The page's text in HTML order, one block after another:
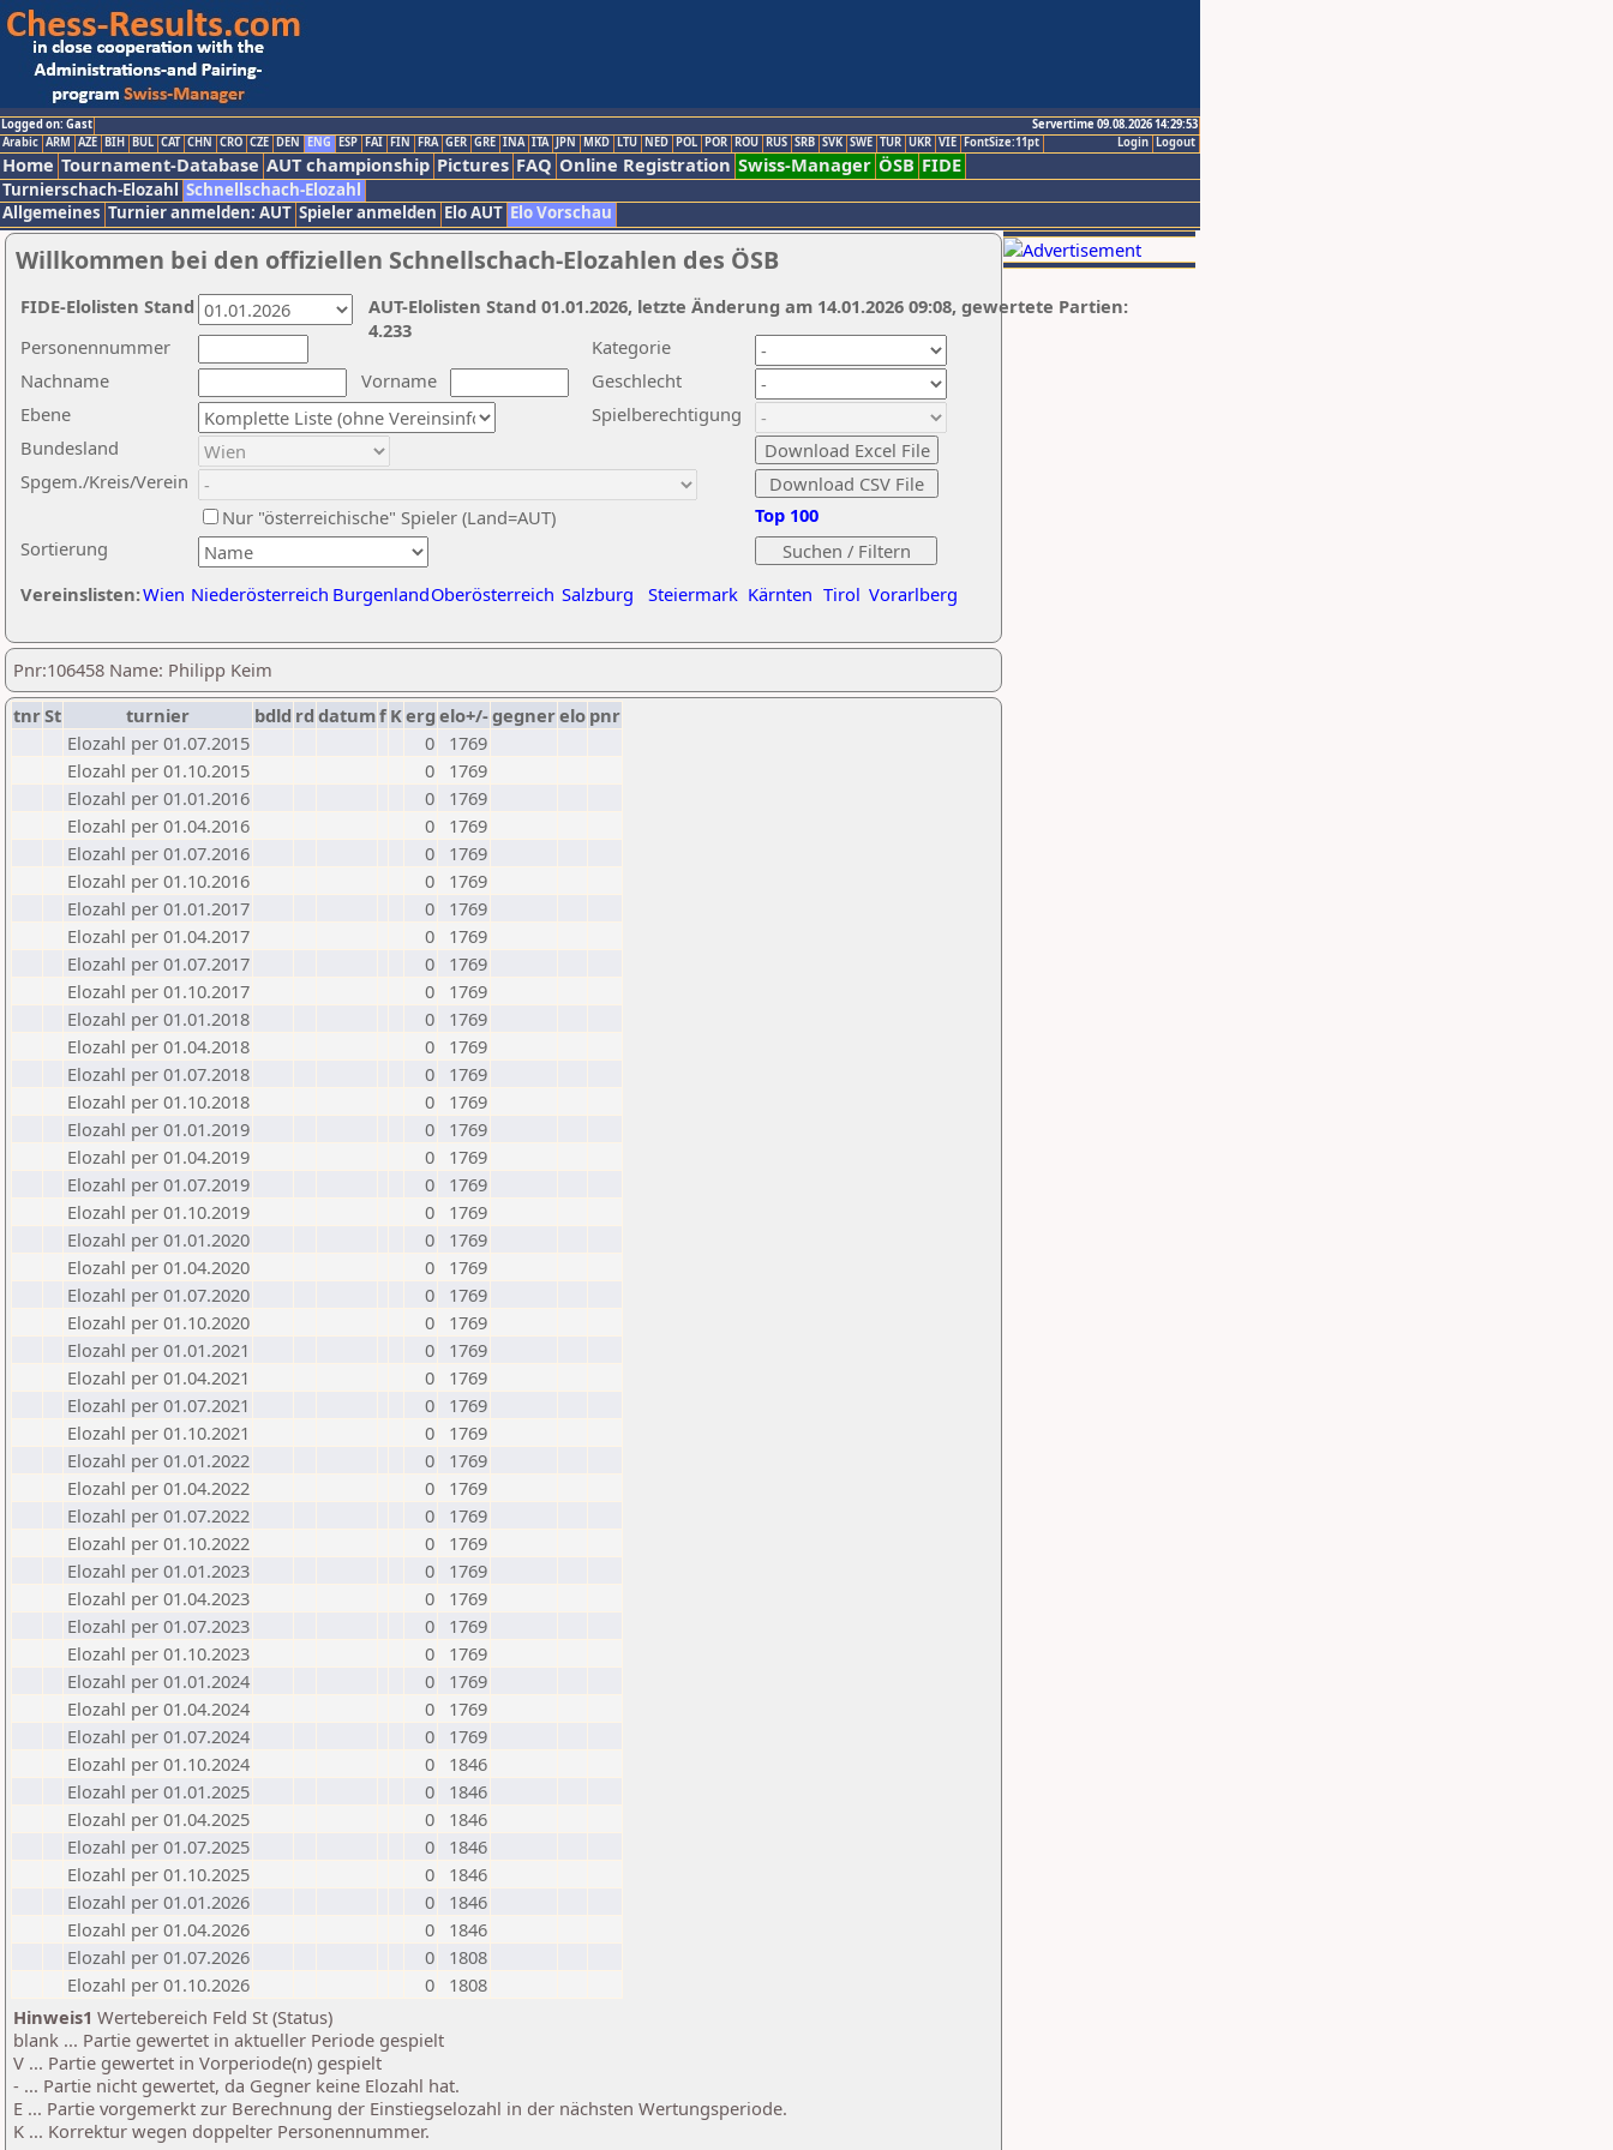
Logged on: Gast
Servertime 09.08.2026 14:29:53
Logout
Login
Arabic ARM AZE BIH BUL CAT CHN CRO CZE DEN ENG ESP FAI FIN FRA GER GRE INA ITA JPN MKD LTU NED POL POR ROU RUS SRB SVK SWE TUR UKR VIE FontSize:11pt
Home Tournament-Database AUT championship Pictures FAQ Online Registration Swiss-Manager ÖSB FIDE
Turnierschach-Elozahl Schnellschach-Elozahl
Allgemeines Turnier anmelden: AUT Spieler anmelden Elo AUT Elo Vorschau
Willkommen bei den offiziellen Schnellschach-Elozahlen des ÖSB
Nachname
Vorname
Ebene
Kategorie
Sortierung
Personennummer
Bundesland
Spgem./Kreis/Verein
Geschlecht
Nur "österreichische" Spieler (Land=AUT)
Spielberechtigung
Vereinslisten:Wien Niederösterreich BurgenlandOberösterreich Salzburg Steiermark Kärnten Tirol Vorarlberg
Top 100
AUT-Elolisten Stand 01.01.2026, letzte Änderung am 14.01.2026 09:08, gewertete Partien:
4.233
FIDE-Elolisten Stand
Pnr:106458 Name: Philipp Keim
tnrSt turnier bdld rd datumf Kerg elo+/-gegnerelo pnr
Elozahl per 01.07.2015
0
1769
Elozahl per 01.10.2015
0
1769
Elozahl per 01.01.2016
0
1769
Elozahl per 01.04.2016
0
1769
Elozahl per 01.07.2016
0
1769
Elozahl per 01.10.2016
0
1769
Elozahl per 01.01.2017
0
1769
Elozahl per 01.04.2017
0
1769
Elozahl per 01.07.2017
0
1769
Elozahl per 01.10.2017
0
1769
Elozahl per 01.01.2018
0
1769
Elozahl per 01.04.2018
0
1769
Elozahl per 01.07.2018
0
1769
Elozahl per 01.10.2018
0
1769
Elozahl per 01.01.2019
0
1769
Elozahl per 01.04.2019
0
1769
Elozahl per 01.07.2019
0
1769
Elozahl per 01.10.2019
0
1769
Elozahl per 01.01.2020
0
1769
Elozahl per 01.04.2020
0
1769
Elozahl per 01.07.2020
0
1769
Elozahl per 01.10.2020
0
1769
Elozahl per 01.01.2021
0
1769
Elozahl per 01.04.2021
0
1769
Elozahl per 01.07.2021
0
1769
Elozahl per 01.10.2021
0
1769
Elozahl per 01.01.2022
0
1769
Elozahl per 01.04.2022
0
1769
Elozahl per 01.07.2022
0
1769
Elozahl per 01.10.2022
0
1769
Elozahl per 01.01.2023
0
1769
Elozahl per 01.04.2023
0
1769
Elozahl per 01.07.2023
0
1769
Elozahl per 01.10.2023
0
1769
Elozahl per 01.01.2024
0
1769
Elozahl per 01.04.2024
0
1769
Elozahl per 01.07.2024
0
1769
Elozahl per 01.10.2024
0
1846
Elozahl per 01.01.2025
0
1846
Elozahl per 01.04.2025
0
1846
Elozahl per 01.07.2025
0
1846
Elozahl per 01.10.2025
0
1846
Elozahl per 01.01.2026
0
1846
Elozahl per 01.04.2026
0
1846
Elozahl per 01.07.2026
0
1808
Elozahl per 01.10.2026
0
1808
Hinweis1 Wertebereich Feld St (Status)
blank ... Partie gewertet in aktueller Periode gespielt
V ... Partie gewertet in Vorperiode(n) gespielt
- ... Partie nicht gewertet, da Gegner keine Elozahl hat.
E ... Partie vorgemerkt zur Berechnung der Einstiegselozahl in der nächsten Wertungsperiode.
K ... Korrektur wegen doppelter Personennummer.